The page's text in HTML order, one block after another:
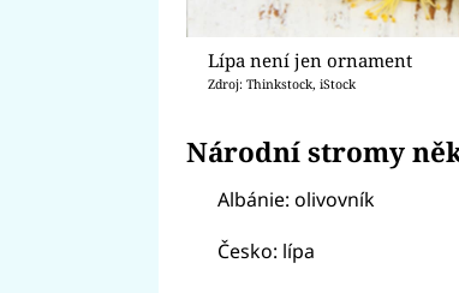
Lípa není jen ornament
Zdroj: Thinkstock, iStock
Národní stromy
Albánie: olivovník
Česko: lípa